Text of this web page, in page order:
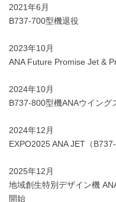
2021年6月
B737-700型機退役
2023年10月
ANA Future Promise Jet &
2024年10月
B737-800型機ANAウイング
2024年12月
EXPO2025 ANA JET（
2025年12月
地域創生特別デザイン機
開始